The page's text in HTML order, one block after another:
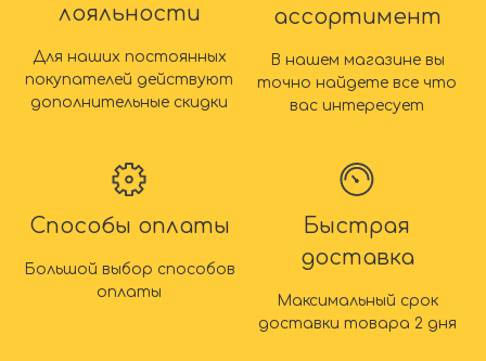
лояльности
Для наших постоянных
покупателей действуют
дополнительные скидки
ассортимент
В нашем магазине вы
точно найдете все что
вас интересует
Способы оплаты
Большой выбор способов
оплаты
Быстрая
доставка
Максимальный срок
доставки товара 2 дня